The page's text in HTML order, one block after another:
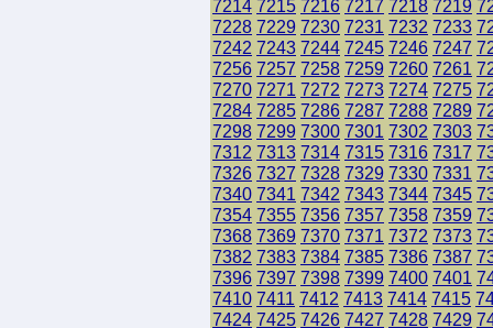
7214 7215 7216 7217 7218 7219
7228 7229 7230 7231 7232 7233
7242 7243 7244 7245 7246 7247
7256 7257 7258 7259 7260 7261
7270 7271 7272 7273 7274 7275
7284 7285 7286 7287 7288 7289
7298 7299 7300 7301 7302 7303
7312 7313 7314 7315 7316 7317
7326 7327 7328 7329 7330 7331
7340 7341 7342 7343 7344 7345
7354 7355 7356 7357 7358 7359
7368 7369 7370 7371 7372 7373
7382 7383 7384 7385 7386 7387
7396 7397 7398 7399 7400 7401
7410 7411 7412 7413 7414 7415
7424 7425 7426 7427 7428 7429